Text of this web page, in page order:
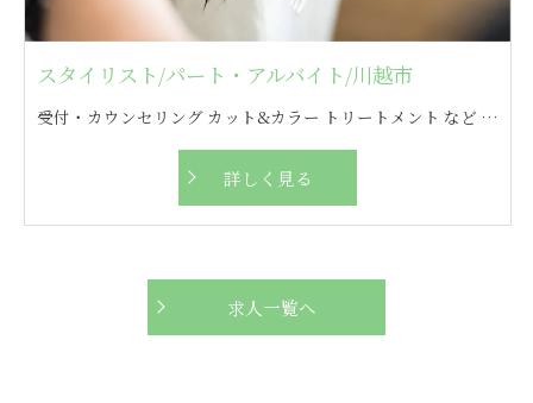
スタイリスト/パート・アルバイト/川越市
受付・カウンセリング カット&カラー トリートメント など ※客層の男女比は6：4
詳しく見る
求人一覧へ